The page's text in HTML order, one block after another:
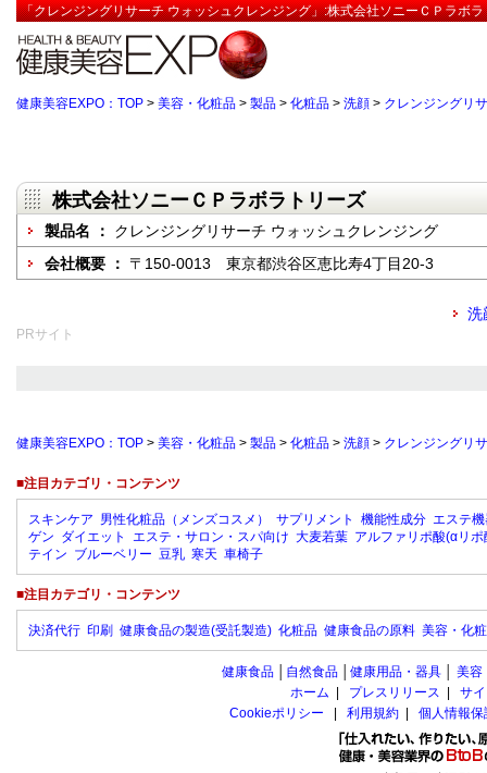
「クレンジングリサーチ ウォッシュクレンジング」:株式会社ソニーＣＰラボ
健康美容EXPO：TOP > 美容・化粧品 > 製品 > 化粧品 > 洗顔 > クレンジングリ
株式会社ソニーＣＰラボラトリーズ
製品名 ： クレンジングリサーチ ウォッシュクレンジング
会社概要 ： 〒150-0013 東京都渋谷区恵比寿4丁目20-3
洗
PRサイト
健康美容EXPO：TOP > 美容・化粧品 > 製品 > 化粧品 > 洗顔 > クレンジングリ
■注目カテゴリ・コンテンツ
スキンケア 男性化粧品（メンズコスメ） サプリメント 機能性成分 エステ
ゲン ダイエット エステ・サロン・スパ向け 大麦若葉 アルファリポ酸(αリポ
テイン ブルーベリー 豆乳 寒天 車椅子
■注目カテゴリ・コンテンツ
決済代行 印刷 健康食品の製造(受託製造) 化粧品 健康食品の原料 美容・化
健康食品 自然食品 健康用品・器具 美容
ホーム
プレスリリース
サ
Cookieポリシー
利用規約 個人情報